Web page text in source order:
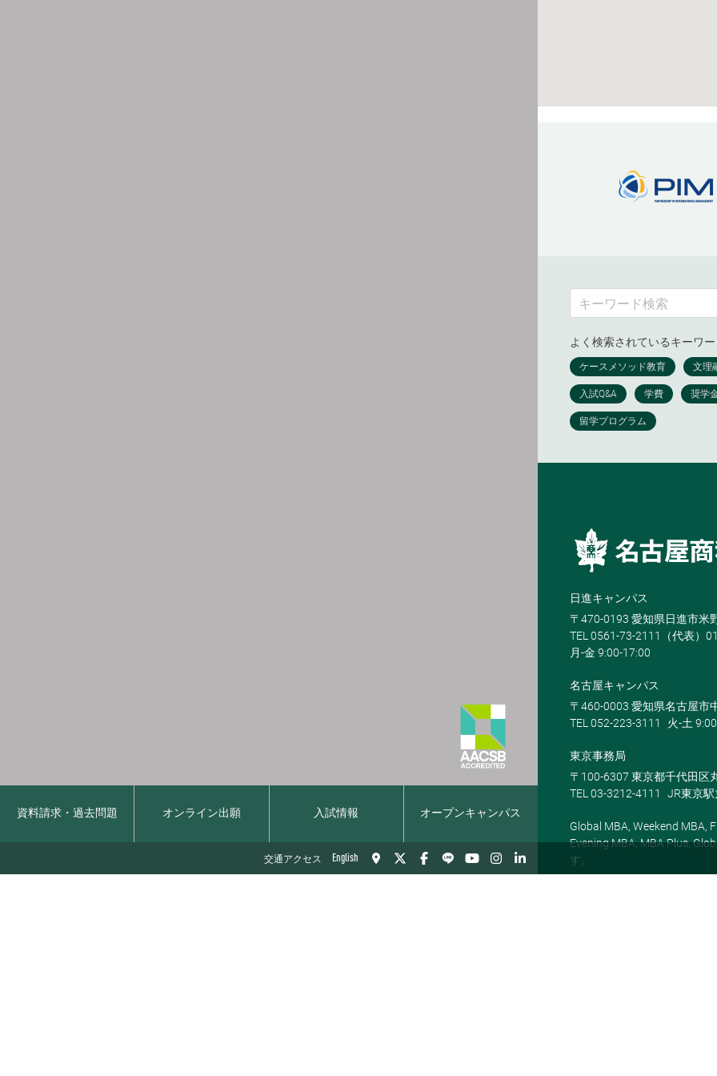
資料請求・過去問題 オンライン出願 入試情報 オープンキャンパス
交通アクセス English
よく検索されているキーワ
日進キャンパス
〒470-0193 愛知県日進市米
TEL 0561-73-2111（代表）
月-金 9:00-17:00
名古屋キャンパス
〒460-0003 愛知県名古屋市
TEL 052-223-3111
火-土
東京事務局
〒100-6307 東京都千代田区
TEL 03-3212-4111
JR東京
Global MBA, Weekend MBA,
Evening MBA, MBA Plus,
す。